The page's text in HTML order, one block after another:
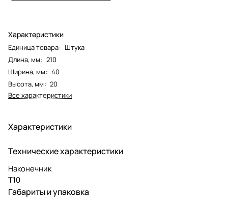
Характеристики
Единица товара: Штука
Длина, мм: 210
Ширина, мм: 40
Высота, мм: 20
Все характеристики
Характеристики
Технические характеристики
Наконечник
T10
Габариты и упаковка